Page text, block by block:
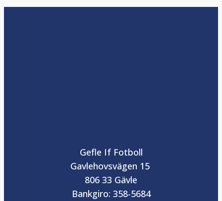
Gefle If Fotboll
Gavlehovsvägen 15
806 33 Gävle
Bankgiro: 358-5684